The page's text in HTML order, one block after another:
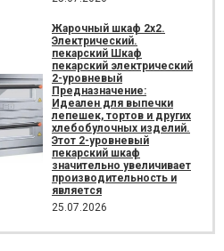
Жарочный шкаф 2х2.
Электрический.
пекарский Шкаф
пекарский электрический
2-уровневый
Предназначение:
Идеален для выпечки
лепешек, тортов и других
хлебобулочных изделий.
Этот 2-уровневый
пекарский шкаф
значительно увеличивает
производительность и
является
25.07.2026